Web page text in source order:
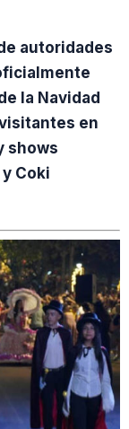
autoridades
la Navidad
en
shows
Coki